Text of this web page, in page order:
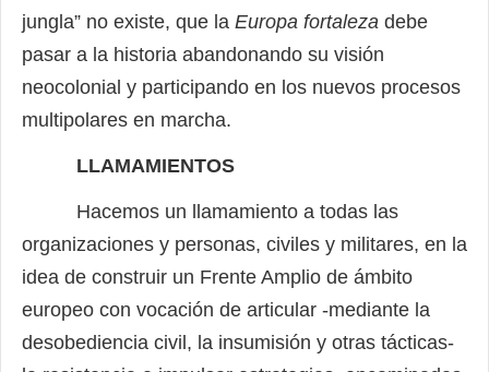
jungla” no existe, que la Europa fortaleza debe
pasar a la historia abandonando su visión
neocolonial y participando en los nuevos procesos
multipolares en marcha.
LLAMAMIENTOS
Hacemos un llamamiento a todas las
organizaciones y personas, civiles y militares, en la
idea de construir un Frente Amplio de ámbito
europeo con vocación de articular -mediante la
desobediencia civil, la insumisión y otras tácticas-